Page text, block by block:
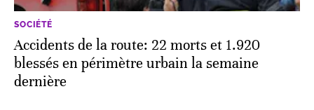
SOCIÉTÉ
Accidents de la route: 22 morts et 1.920
blessés en périmètre urbain la semaine
dernière